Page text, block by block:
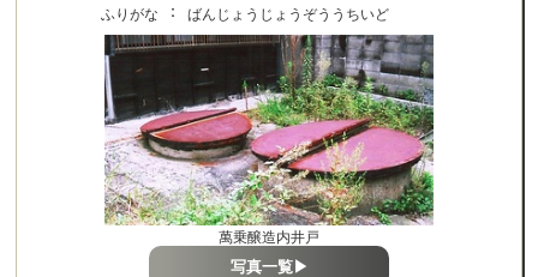
ふりがな ： ばんじょうじょうぞううちいど
萬乗醸造内井戸
写真一覧▶